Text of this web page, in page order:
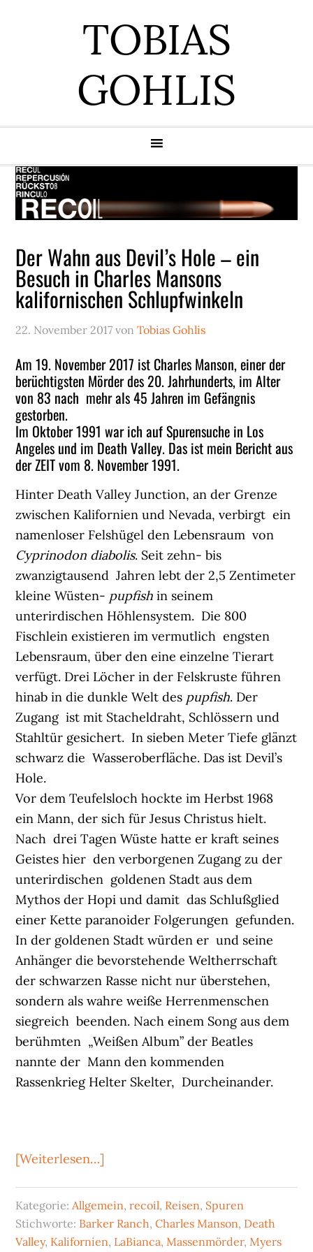
TOBIAS
GOHLIS
Der Wahn aus Devil’s Hole – ein
Besuch in Charles Mansons
kalifornischen Schlupfwinkeln
22. November 2017 vonTobias Gohlis
Am 19. November 2017 ist Charles Manson, einer der
berüchtigsten Mörder des 20. Jahrhunderts, im Alter
von 83 nach mehr als 45 Jahren im Gefängnis
gestorben.
Im Oktober 1991 war ich auf Spurensuche in Los
Angeles und im Death Valley. Das ist mein Bericht aus
der ZEIT vom 8. November 1991.
Hinter Death Valley Junction, an der Grenze
zwischen Kalifornien und Nevada, verbirgt ein
namenloser Felshügel den Lebensraum von
Cyprinodon diabolis. Seit zehn- bis
zwanzigtausend Jahren lebt der 2,5 Zentimeter
kleine Wüsten- pupfish in seinem
unterirdischen Höhlensystem. Die 800
Fischlein existieren im vermutlich engsten
Lebensraum, über den eine einzelne Tierart
verfügt. Drei Löcher in der Felskruste führen
hinab in die dunkle Welt des pupfish. Der
Zugang ist mit Stacheldraht, Schlössern und
Stahltür gesichert. In sieben Meter Tiefe glänzt
schwarz die Wasseroberfläche. Das ist Devil’s
Hole.
Vor dem Teufelsloch hockte im Herbst 1968
ein Mann, der sich für Jesus Christus hielt.
Nach drei Tagen Wüste hatte er kraft seines
Geistes hier den verborgenen Zugang zu der
unterirdischen goldenen Stadt aus dem
Mythos der Hopi und damit das Schlußglied
einer Kette paranoider Folgerungen gefunden.
In der goldenen Stadt würden er und seine
Anhänger die bevorstehende Weltherrschaft
der schwarzen Rasse nicht nur überstehen,
sondern als wahre weiße Herrenmenschen
siegreich beenden. Nach einem Song aus dem
berühmten „Weißen Album” der Beatles
nannte der Mann den kommenden
Rassenkrieg Helter Skelter, Durcheinander.
[Weiterlesen…]
aus
Devil’s
Hole
Kategorie: Allgemein,recoil, Reisen, Spuren
Stichworte: Barker Ranch,Charles Manson, Death
Valley, Kalifornien, LaBianca, Massenmörder, Myers